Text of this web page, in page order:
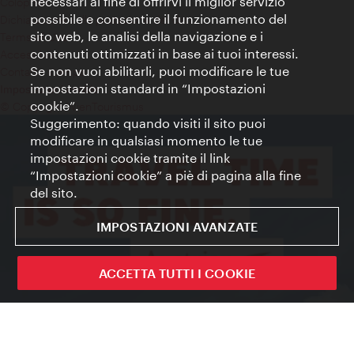
Dichiarazione sulla protezione dei dati
Terms of Use
Accessibilità
Contatto stampa
Impostazioni cookie
© Copyright WienTourismus
possibile e consentire il funzionamento del
sito web, le analisi della navigazione e i
contenuti ottimizzati in base ai tuoi interessi.
Se non vuoi abilitarli, puoi modificare le tue
impostazioni standard in “Impostazioni
cookie”.
Suggerimento: quando visiti il sito puoi
modificare in qualsiasi momento le tue
impostazioni cookie tramite il link
“Impostazioni cookie” a piè di pagina alla fine
del sito.
IMPOSTAZIONI AVANZATE
ACCETTA TUTTI I COOKIE